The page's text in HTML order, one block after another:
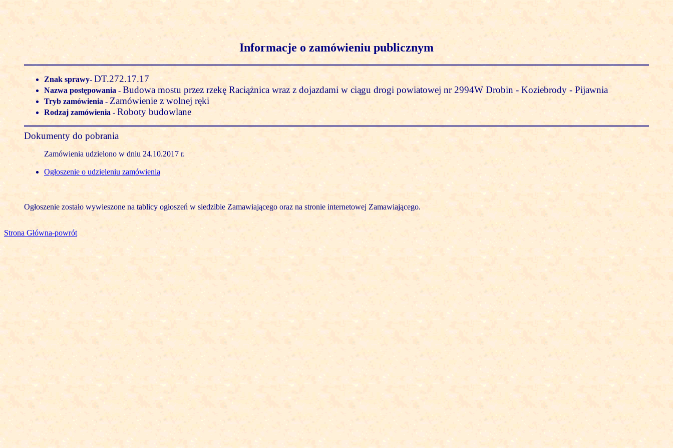
Informacje o zamówieniu publicznym
Znak sprawy- DT.272.17.17
Nazwa postępowania - Budowa mostu przez rzekę Raciążnica wraz z dojazdami w ciągu drogi powiatowej nr 2994W Drobin - Koziebrody - Pijawnia
Tryb zamówienia- Zamówienie z wolnej ręki
Rodzaj zamówienia - Roboty budowlane
Dokumenty do pobrania
Zamówienia udzielono w dniu 24.10.2017 r.
Ogłoszenie o udzieleniu zamówienia
Ogłoszenie zostało wywieszone na tablicy ogłoszeń w siedzibie Zamawiającego oraz na stronie internetowej Zamawiającego.
Strona Główna-powrót